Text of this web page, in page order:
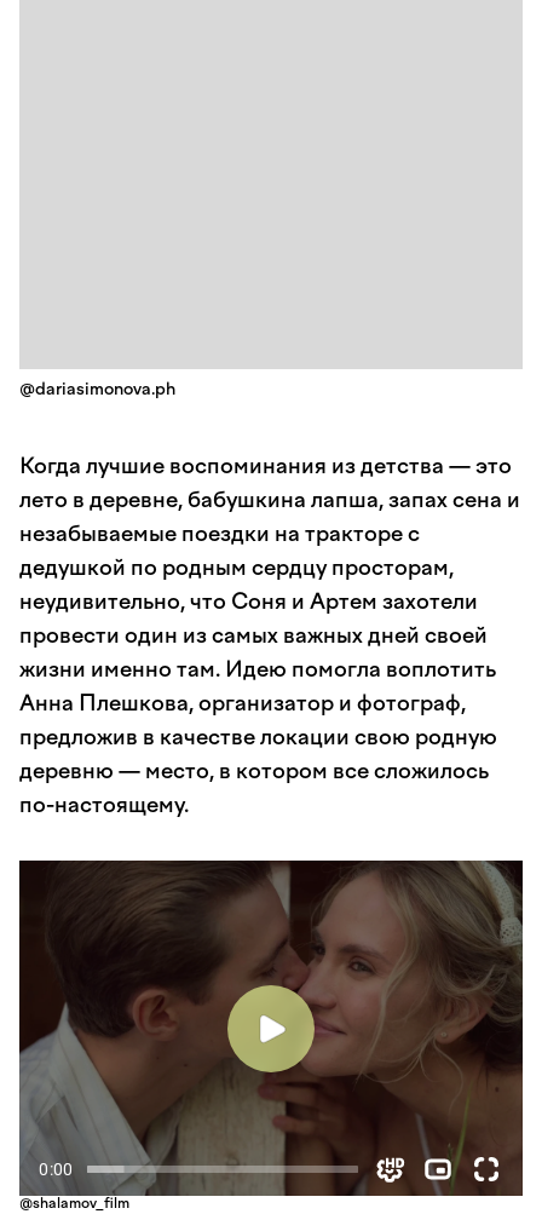
@dariasimonova.ph
Когда лучшие воспоминания из детства — это
лето в деревне, бабушкина лапша, запах сена и
незабываемые поездки на тракторе с
дедушкой по родным сердцу просторам,
неудивительно, что Соня и Артем захотели
провести один из самых важных дней своей
жизни именно там. Идею помогла воплотить
Анна Плешкова, организатор и фотограф,
предложив в качестве локации свою родную
деревню — место, в котором все сложилось
по-настоящему.
@shalamov_film